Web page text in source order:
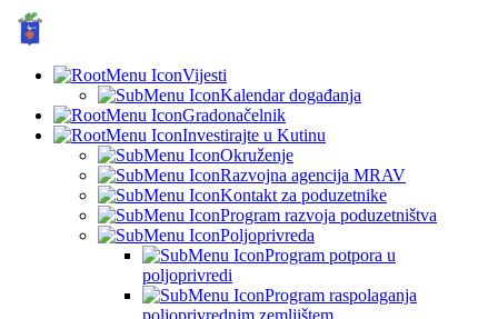
Vijesti
Kalendar događanja
Gradonačelnik
Investirajte u Kutinu
Okruženje
Razvojna agencija MRAV
Kontakt za poduzetnike
Program razvoja poduzetništva
Poljoprivreda
Program potpora u
poljoprivredi
Program raspolaganja
poljoprivrednim zemljištem